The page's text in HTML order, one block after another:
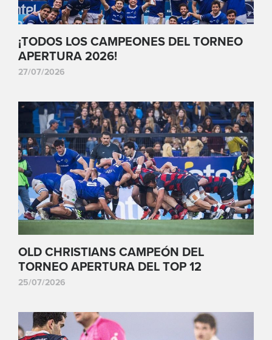
¡TODOS LOS CAMPEONES DEL TORNEO
APERTURA 2026!
27/07/2026
OLD CHRISTIANS CAMPEÓN DEL
TORNEO APERTURA DEL TOP 12
25/07/2026